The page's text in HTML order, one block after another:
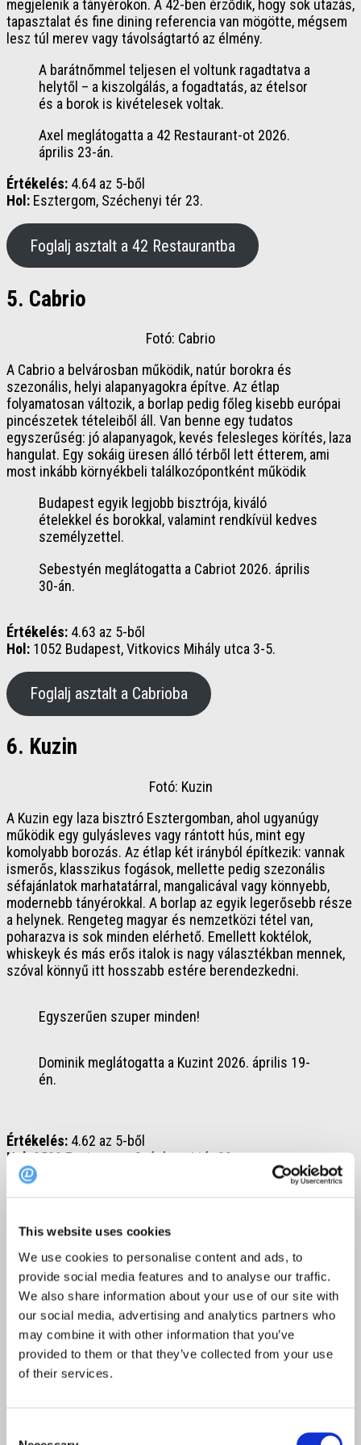
This website uses cookies
We use cookies to personalise content and ads, to
provide social media features and to analyse our traffic.
We also share information about your use of our site with
our social media, advertising and analytics partners who
may combine it with other information that you’ve
provided to them or that they’ve collected from your use
of their services.
megjelenik a tányérokon. A 42-ben érződik, hogy sok utazás,
tapasztalat és fine dining referencia van mögötte, mégsem
lesz túl merev vagy távolságtartó az élmény.
A barátnőmmel teljesen el voltunk ragadtatva a
helytől – a kiszolgálás, a fogadtatás, az ételsor
és a borok is kivételesek voltak.
Axel meglátogatta a 42 Restaurant-ot 2026.
április 23-án.
Értékelés: 4.64 az 5-ből
Hol: Esztergom, Széchenyi tér 23.
Foglalj asztalt a 42 Restaurantba
5. Cabrio
Fotó: Cabrio
A Cabrio a belvárosban működik, natúr borokra és
szezonális, helyi alapanyagokra építve. Az étlap
folyamatosan változik, a borlap pedig főleg kisebb európai
pincészetek tételeiből áll. Van benne egy tudatos
egyszerűség: jó alapanyagok, kevés felesleges körítés, laza
hangulat. Egy sokáig üresen álló térből lett étterem, ami
most inkább környékbeli találkozópontként működik
Budapest egyik legjobb bisztrója, kiváló
ételekkel és borokkal, valamint rendkívül kedves
személyzettel.
Sebestyén meglátogatta a Cabriot 2026. április
30-án.
Értékelés: 4.63 az 5-ből
Hol: 1052 Budapest, Vitkovics Mihály utca 3-5.
Foglalj asztalt a Cabrioba
6. Kuzin
Fotó: Kuzin
A Kuzin egy laza bisztró Esztergomban, ahol ugyanúgy
működik egy gulyásleves vagy rántott hús, mint egy
komolyabb borozás. Az étlap két irányból építkezik: vannak
ismerős, klasszikus fogások, mellette pedig szezonális
séfajánlatok marhatatárral, mangalicával vagy könnyebb,
modernebb tányérokkal. A borlap az egyik legerősebb része
a helynek. Rengeteg magyar és nemzetközi tétel van,
poharazva is sok minden elérhető. Emellett koktélok,
whiskeyk és más erős italok is nagy választékban mennek,
szóval könnyű itt hosszabb estére berendezkedni.
Egyszerűen szuper minden!
Dominik meglátogatta a Kuzint 2026. április 19-
én.
Értékelés: 4.62 az 5-ből
Hol:2500 Esztergom, Széchenyi tér 23.
7. Marumba